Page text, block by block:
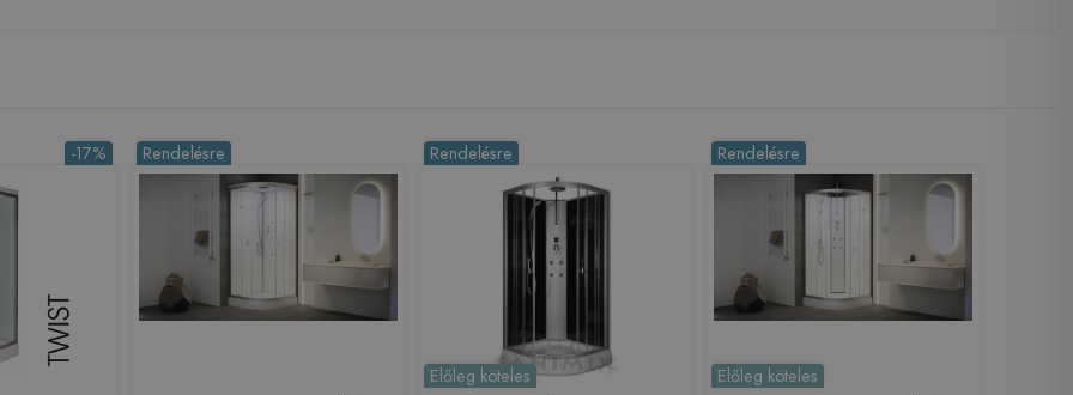
-17% Rendelésre Rendelésre
Előleg köteles
Rendelésre
Előleg köteles